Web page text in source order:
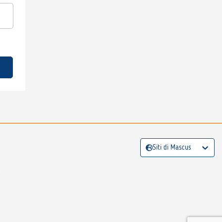
Siti di Mascus